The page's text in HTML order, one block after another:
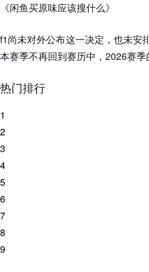
《闲鱼买原味应该搜什么》
f1尚未对外公布这一决定，也未安
本赛季不再回到赛历中，2026赛
热门排行
1
2
3
4
5
6
7
8
9